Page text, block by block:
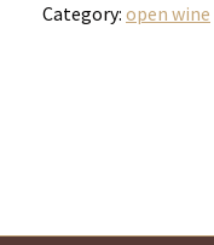
Category: open wine